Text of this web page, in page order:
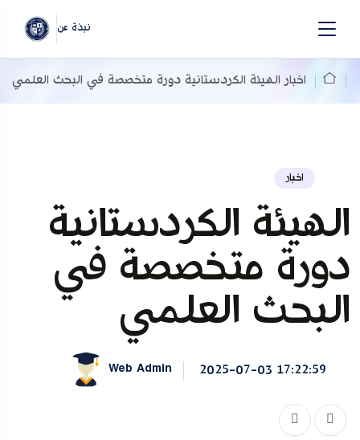
نبذة عن
اخبار الهیئة الكردستانية دورة متخصصة في البحث العلمي
اخبار
الهیئة الكردستانية
دورة متخصصة في
البحث العلمي
Web Admin 2025-07-03 17:22:59